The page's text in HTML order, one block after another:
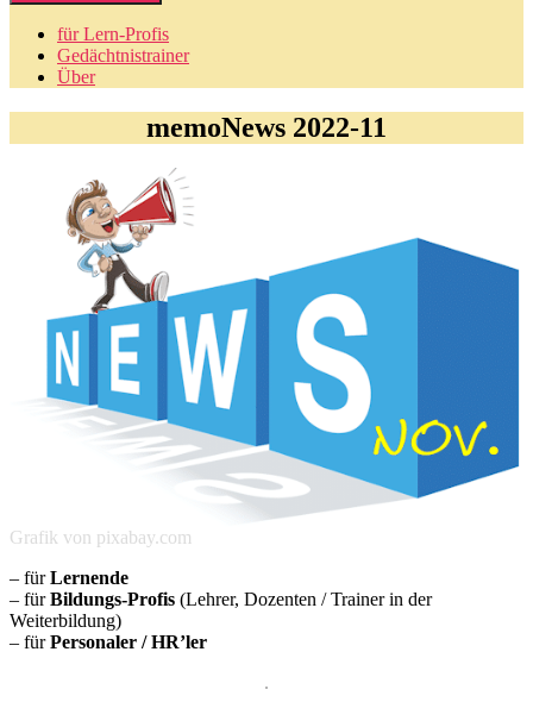
für Lern-Profis
Gedächtnistrainer
Über
memoNews 2022-11
Grafik von pixabay.com
– fürLernende
– fürBildungs-Profis (Lehrer, Dozenten / Trainer in der
Weiterbildung)
– fürPersonaler / HR’ler
.